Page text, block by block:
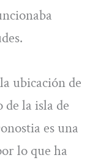
ubicación de
de la isla de
es una
lo que ha